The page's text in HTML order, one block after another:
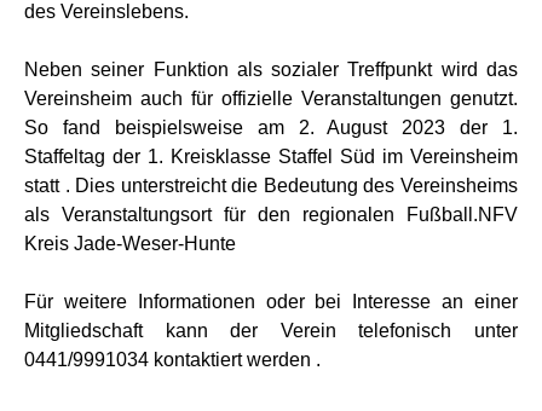
des Vereinslebens.
Neben seiner Funktion als sozialer Treffpunkt wird das
Vereinsheim auch für offizielle Veranstaltungen genutzt.
So fand beispielsweise am 2. August 2023 der 1.
Staffeltag der 1. Kreisklasse Staffel Süd im Vereinsheim
statt . Dies unterstreicht die Bedeutung des Vereinsheims
als Veranstaltungsort für den regionalen Fußball.NFV
Kreis Jade-Weser-Hunte
Für weitere Informationen oder bei Interesse an einer
Mitgliedschaft kann der Verein telefonisch unter
0441/9991034 kontaktiert werden .